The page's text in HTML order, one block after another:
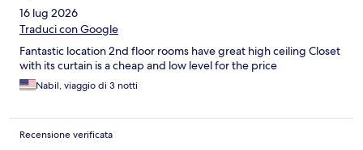
16 lug 2026
Traduci con Google
Fantastic location 2nd floor rooms have great high ceiling Closet
with its curtain is a cheap and low level for the price
Nabil, viaggio di 3 notti
Recensione verificata